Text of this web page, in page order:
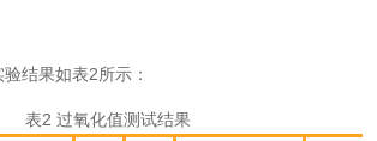
验结果如表2所示：
表2 过氧化值测试结果